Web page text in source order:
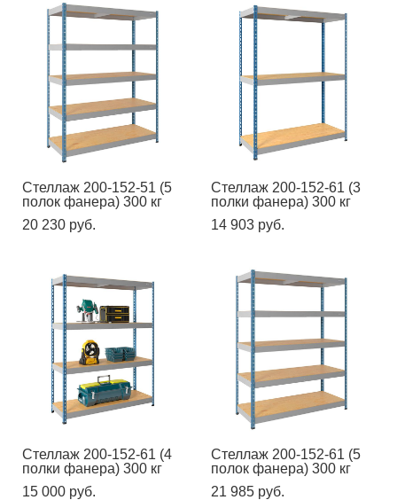
Стеллаж 200-152-51 (5
полок фанера) 300 кг
20 230 pуб.
Стеллаж 200-152-61 (3
полки фанера) 300 кг
14 903 pуб.
Стеллаж 200-152-61 (4
полки фанера) 300 кг
15 000 pуб.
Стеллаж 200-152-61 (5
полок фанера) 300 кг
21 985 pуб.